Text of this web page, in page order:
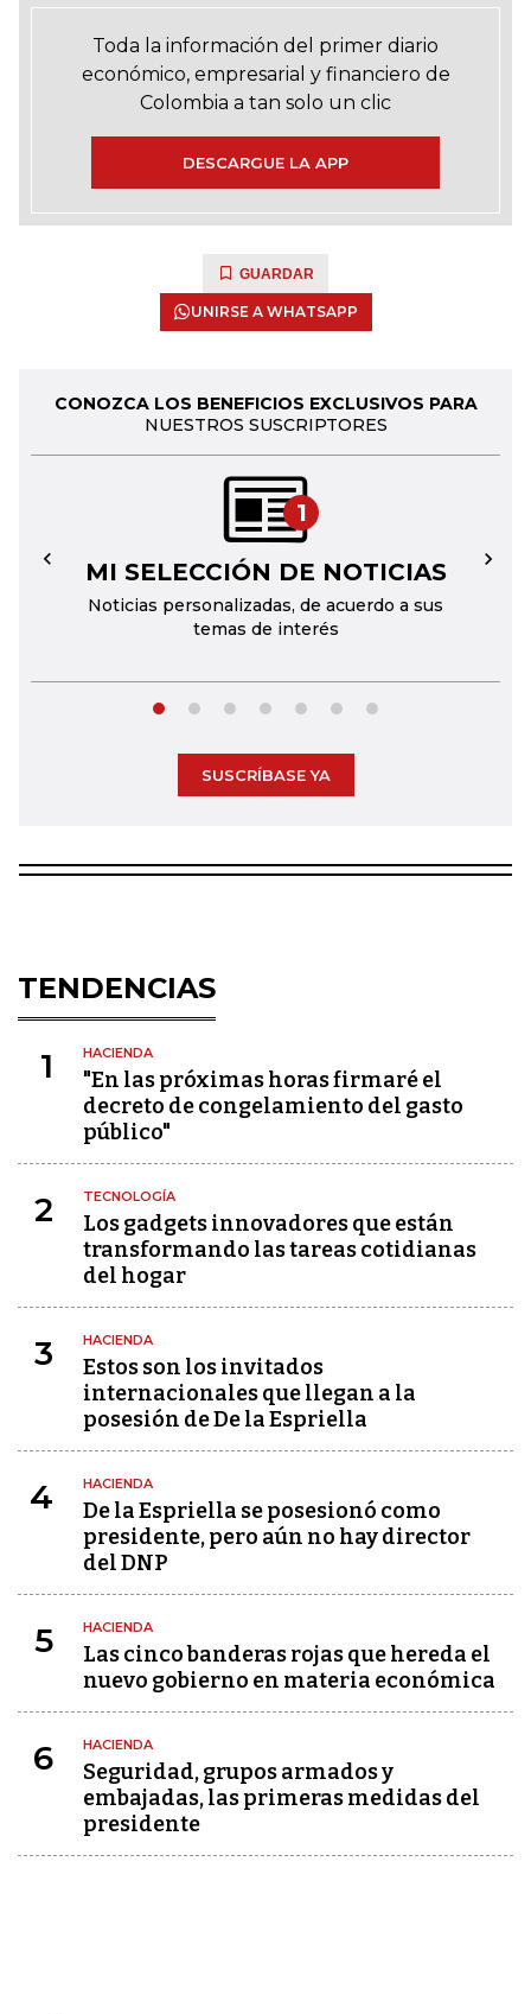
Toda la información del primer diario
económico, empresarial y financiero de
Colombia a tan solo un clic
DESCARGUE LA APP
GUARDAR
UNIRSE A WHATSAPP
CONOZCA LOS BENEFICIOS EXCLUSIVOS PARA
NUESTROS SUSCRIPTORES
1
MI SELECCIÓN DE NOTICIAS
Noticias personalizadas, de acuerdo a sus
temas de interés
← →
SUSCRÍBASE YA
TENDENCIAS
1 HACIENDA
"En las próximas horas firmaré el
decreto de congelamiento del gasto
público"
2 TECNOLOGÍA
Los gadgets innovadores que están
transformando las tareas cotidianas
del hogar
3 HACIENDA
Estos son los invitados
internacionales que llegan a la
posesión de De la Espriella
4 HACIENDA
De la Espriella se posesionó como
presidente, pero aún no hay director
del DNP
5 HACIENDA
Las cinco banderas rojas que hereda el
nuevo gobierno en materia económica
6 HACIENDA
Seguridad, grupos armados y
embajadas, las primeras medidas del
presidente